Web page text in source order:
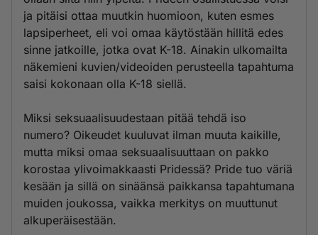
ja pitäisi ottaa muutkin huomioon, kuten esmes
lapsiperheet, eli voi omaa käytöstään hillitä edes
sinne jatkoille, jotka ovat K-18. Ainakin ulkomailta
näkemieni kuvien/videoiden perusteella tapahtuma
saisi kokonaan olla K-18 siellä.
Miksi seksuaalisuudestaan pitää tehdä iso
numero? Oikeudet kuuluvat ilman muuta kaikille,
mutta miksi omaa seksuaalisuuttaan on pakko
korostaa ylivoimakkaasti Pridessä? Pride tuo väriä
kesään ja sillä on sinäänsä paikkansa tapahtumana
muiden joukossa, vaikka merkitys on muuttunut
alkuperäisestään.